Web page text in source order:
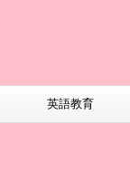
英語教育